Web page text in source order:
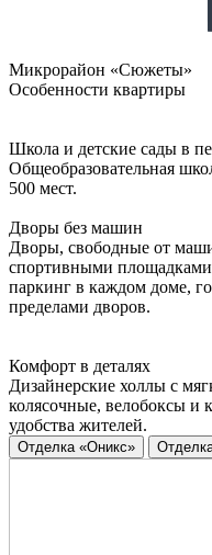
Микрорайон «Сюжеты»
Особенности квартиры
Школа и детские сады в
Общеобразовательная
500 мест.
Дворы без машин
Дворы, свободные от
спортивными
паркинг в каждом доме,
пределами дворов.
Комфорт в деталях
Дизайнерские холлы с
колясочные, велобоксы и
удобства жителей.
Отделка «Оникс»